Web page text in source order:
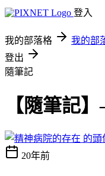
登入
我的部落格 我的部
登出
隨筆記
【隨筆記
20年前